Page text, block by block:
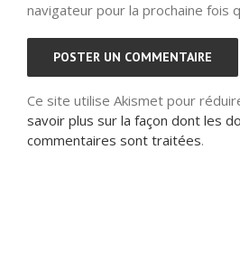
navigateur pour la prochaine fois
Ce site utilise Akismet pour
savoir plus sur la façon dont les
commentaires sont traitées.